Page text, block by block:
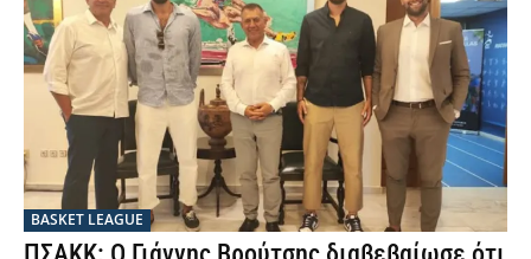
BASKET LEAGUE